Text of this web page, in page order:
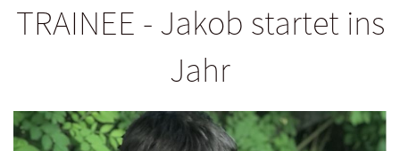
TRAINEE - Jakob startet ins
Jahr